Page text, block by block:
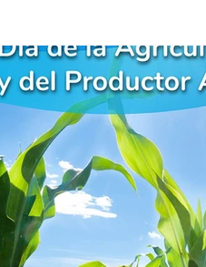
covid, puertos china, covid
granos feriados
reservas superavit